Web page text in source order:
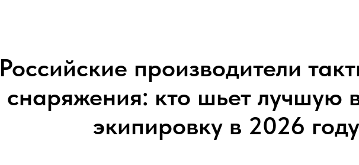
Российские производители
снаряжения: кто шьет лучшую
экипировку в 2026 году